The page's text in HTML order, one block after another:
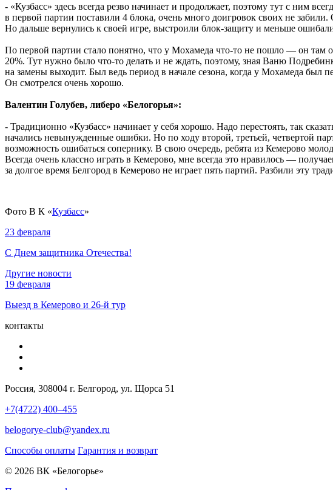
- «Кузбасс» здесь всегда резво начинает и продолжает, поэтому тут с ним
в первой партии поставили 4 блока, очень много доигровок своих не
Но дальше вернулись к своей игре, выстроили блок-защиту и меньше
По первой партии стало понятно, что у Мохамеда что-то не пошло — он там
20%. Тут нужно было что-то делать и не ждать, поэтому, зная Ваню
на замены выходит. Был ведь период в начале сезона, когда у Мохамеда был
Он смотрелся очень хорошо.
Валентин Голубев, либеро «Белогорья»:
- Традиционно «Кузбасс» начинает у себя хорошо. Надо перестоять, так
начались невынужденные ошибки. Но по ходу второй, третьей, четвертой
возможность ошибаться сопернику. В свою очередь, ребята из Кемерово
Всегда очень классно играть в Кемерово, мне всегда это нравилось —
за долгое время Белгород в Кемерово не играет пять партий. Разбили эту
Фото В К «Кузбасс»
23 февраля
С Днем защитника Отечества!
Другие новости
19 февраля
Выезд в Кемерово и 26-й тур
контакты
Россия, 308004 г. Белгород, ул. Щорса 51
+7(4722) 400–455
belogorye-club@yandex.ru
Способы оплаты Гарантия и возврат
© 2026 ВК «Белогорье»